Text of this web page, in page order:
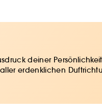
deiner
erdenklichen